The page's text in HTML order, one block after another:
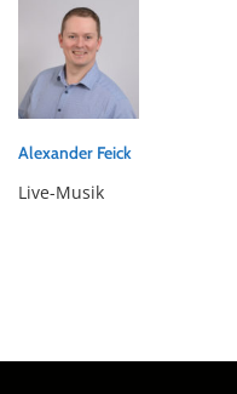
Alexander Feick
Live-Musik